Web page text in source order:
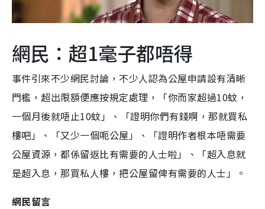
網民：超1毫子都唔得
事件引來不少網民討論，不少人認為公屋申請設有清晰
門檻，超出限額便應按規定處理，「你而家超過10蚊，
一個月後就唔止10蚊」、「證明你們有錢啊，那就買私
樓吧」、「又少一個呃公屋」、「證明作者根本唔需要
公屋資源，都係留返比有需要的人士啦」、「超入息就
是超入息，那買私人樓，把公屋留俾有需要的人士」。
網民留言